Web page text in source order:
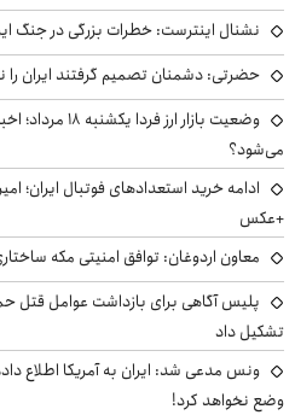
نشنال اینترست: خطرات بزرگی در جنگ
حضرتی: دشمنان تصمیم گرفتند ایران را
وضعیت بازار
می‌شود؟
ادامه خرید استعدادهای فوتبال
+عکس
معاون اردوغان: توافق امنیتی مکه
پلیس آگاهی برای بازداشت عوامل قتل
تشکیل داد
ونس مدعی شد: ایران به آمریکا اطلاع
وضع نخواهد کرد!